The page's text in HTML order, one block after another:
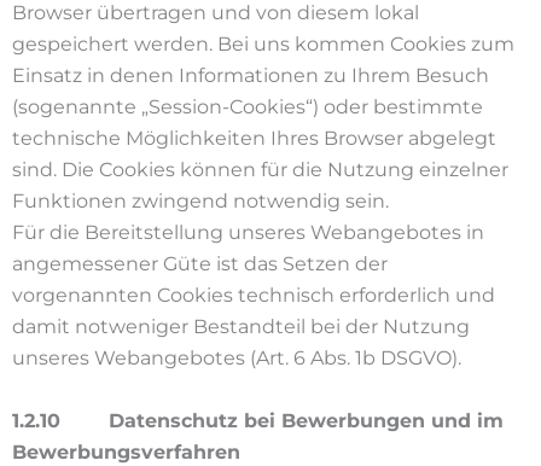
Browser übertragen und von diesem lokal
gespeichert werden. Bei uns kommen Cookies zum
Einsatz in denen Informationen zu Ihrem Besuch
(sogenannte „Session-Cookies“) oder bestimmte
technische Möglichkeiten Ihres Browser abgelegt
sind. Die Cookies können für die Nutzung einzelner
Funktionen zwingend notwendig sein.
Für die Bereitstellung unseres Webangebotes in
angemessener Güte ist das Setzen der
vorgenannten Cookies technisch erforderlich und
damit notweniger Bestandteil bei der Nutzung
unseres Webangebotes (Art. 6 Abs. 1b DSGVO).
1.2.10 Datenschutz bei Bewerbungen und im
Bewerbungsverfahren